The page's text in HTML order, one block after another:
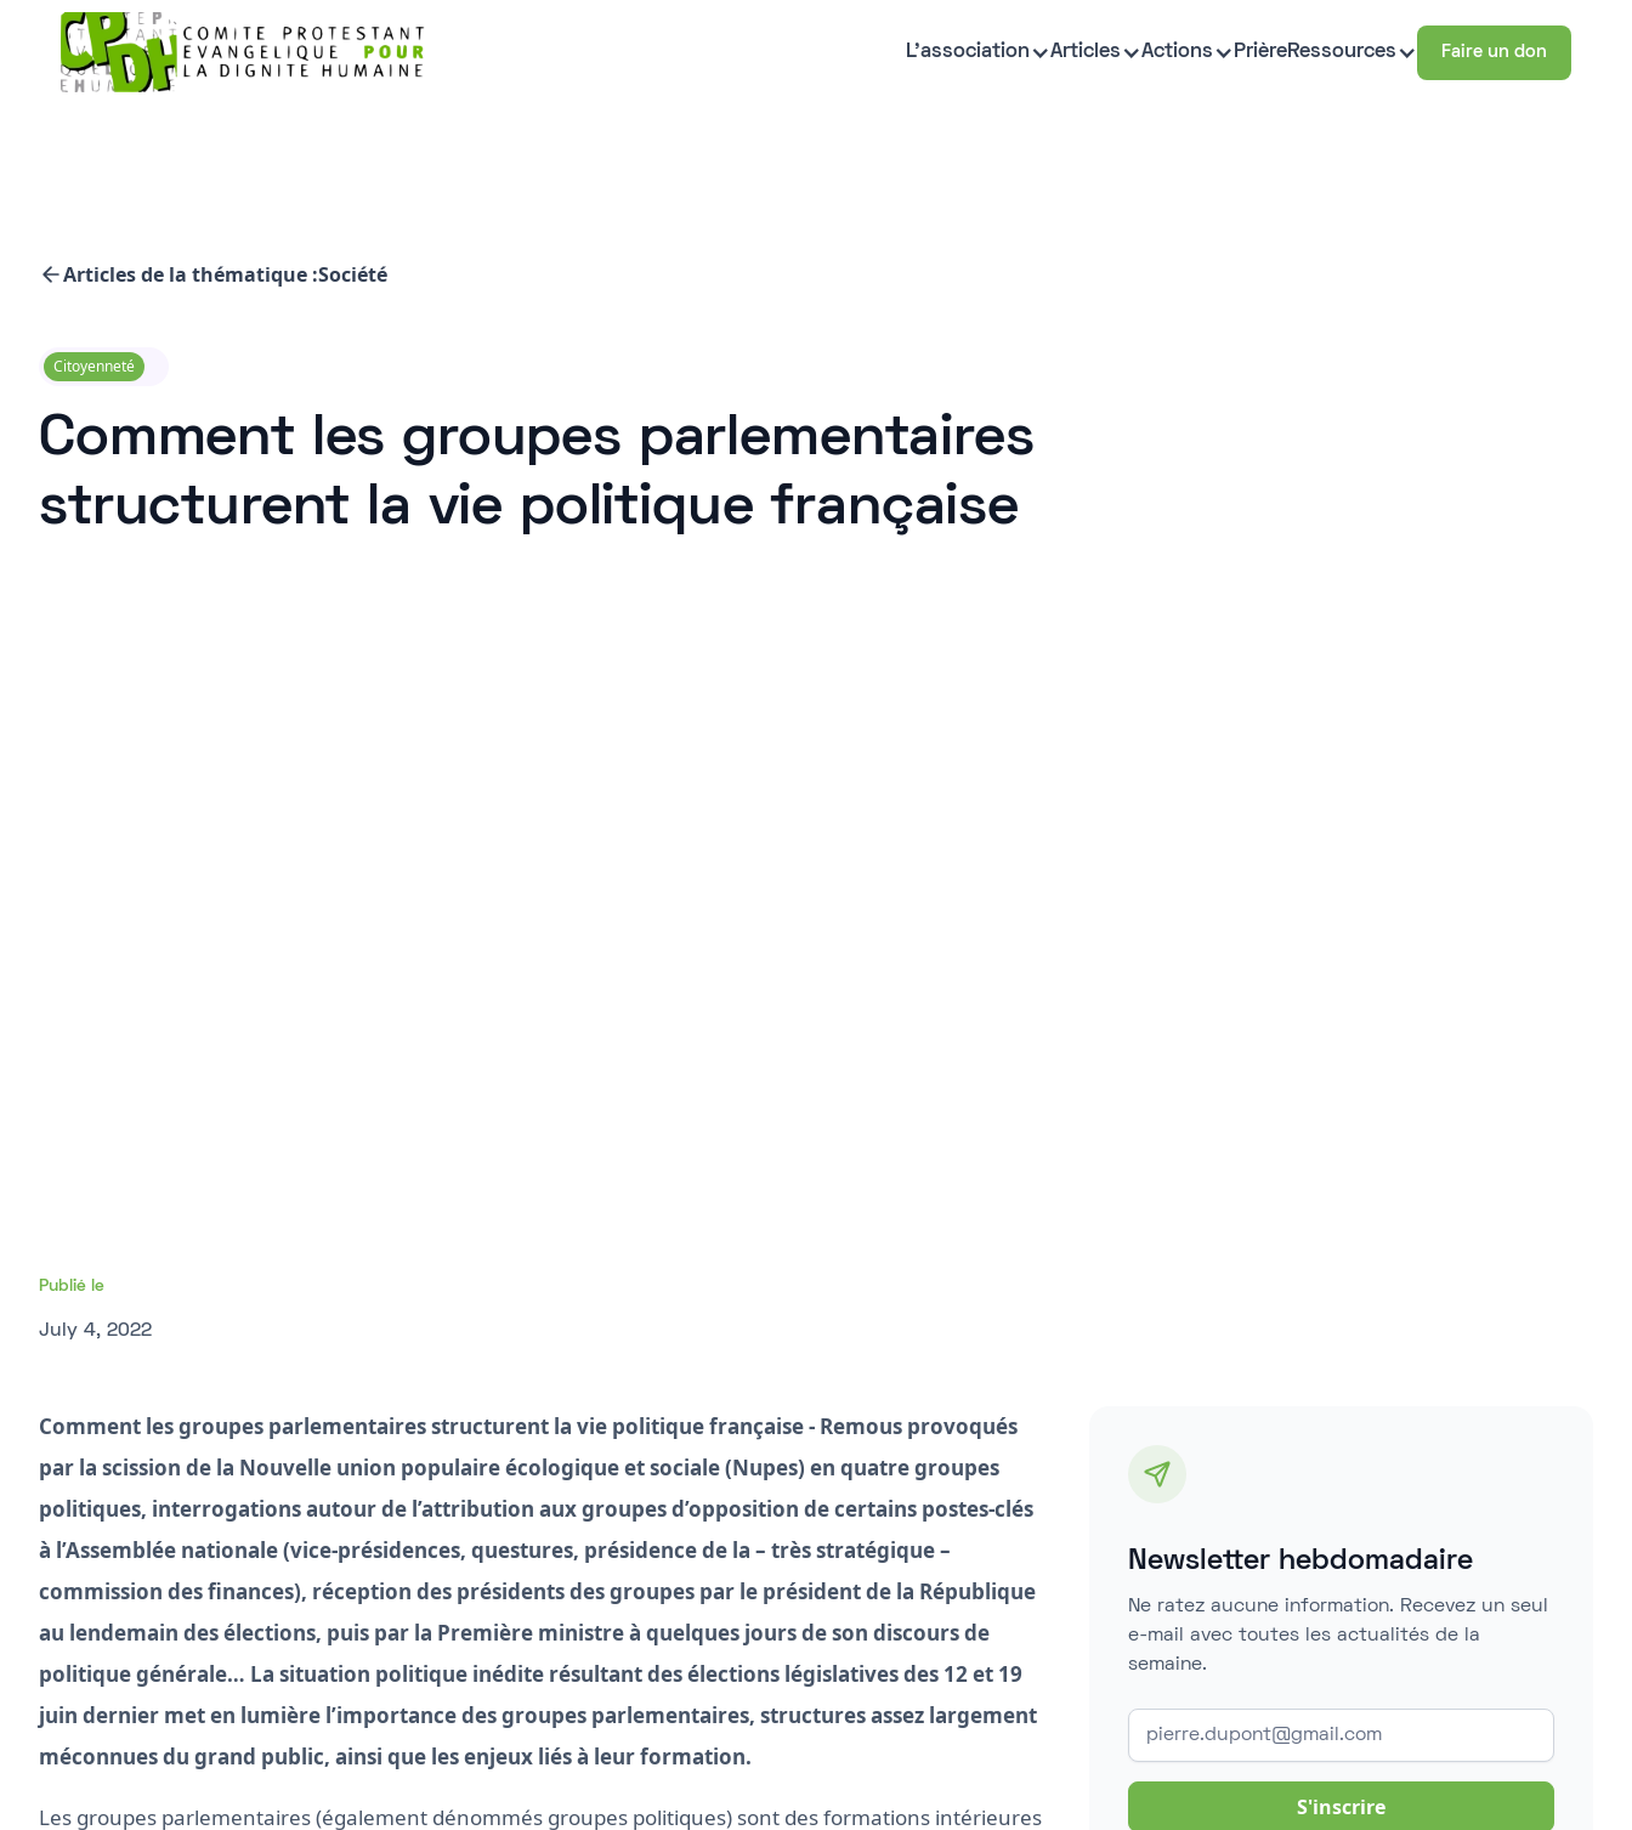
L'association Articles Actions PrièreRessources Faire un don
Articles de la thématique :Société
Citoyenneté
Comment les groupes parlementaires
structurent la vie politique française
Publié le
July 4, 2022
Comment les groupes parlementaires structurent la vie politique française - Remous provoqués
par la scission de la Nouvelle union populaire écologique et sociale (Nupes) en quatre groupes
politiques, interrogations autour de l’attribution aux groupes d’opposition de certains postes-clés
à l’Assemblée nationale (vice-présidences, questures, présidence de la – très stratégique –
commission des finances), réception des présidents des groupes par le président de la République
au lendemain des élections, puis par la Première ministre à quelques jours de son discours de
politique générale… La situation politique inédite résultant des élections législatives des 12 et 19
juin dernier met en lumière l’importance des groupes parlementaires, structures assez largement
méconnues du grand public, ainsi que les enjeux liés à leur formation.
Les groupes parlementaires (également dénommés groupes politiques) sont des formations intérieures
Newsletter hebdomadaire
Ne ratez aucune information. Recevez un seul
e-mail avec toutes les actualités de la
semaine.